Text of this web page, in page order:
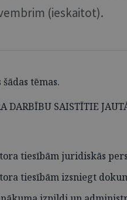
(ieskaitot).
tēmas.
DARBĪBU SAISTĪTIE
tiesībām juridiskās
tiesībām izsniegt